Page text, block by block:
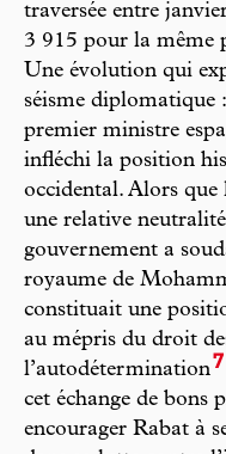
traversée entre
3 915 pour la même
Une évolution qui
séisme diplomatique
premier ministre
infléchi la position
occidental. Alors que
une relative
gouvernement a
royaume de
constituait une
au mépris du droit
l’autodétermination7
cet échange de bons
encourager Rabat à